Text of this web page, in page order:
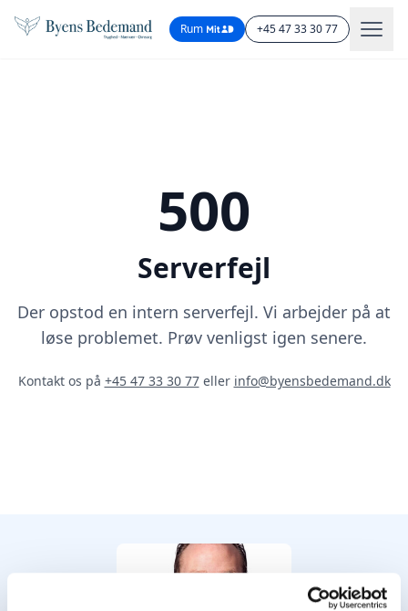
Rum +45 47 33 30 77
500
Serverfejl
Der opstod en intern serverfejl. Vi arbejder på at
løse problemet. Prøv venligst igen senere.
Kontakt os på +45 47 33 30 77eller info@byensbedemand.dk